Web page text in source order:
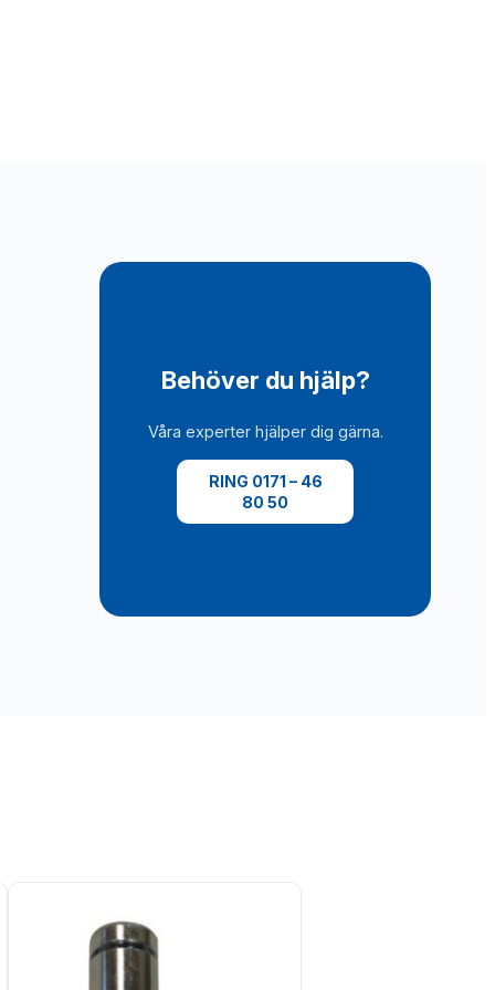
Behöver du hjälp?
Våra experter hjälper dig gärna.
RING 0171 – 46
80 50